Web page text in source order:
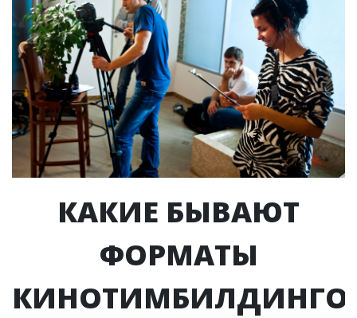
КАКИЕ БЫВАЮТ
ФОРМАТЫ